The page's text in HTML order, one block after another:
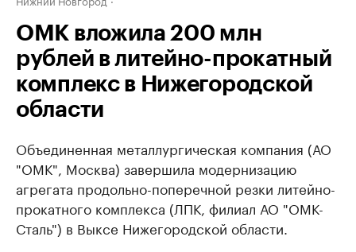
ОМК вложила 200 млн
рублей в литейно-прокатный
комплекс в Нижегородской
области
Объединенная металлургическая компания (АО
"ОМК", Москва) завершила модернизацию
агрегата продольно-поперечной резки литейно-
прокатного комплекса (ЛПК, филиал АО "ОМК-
Сталь") в Выксе Нижегородской области.